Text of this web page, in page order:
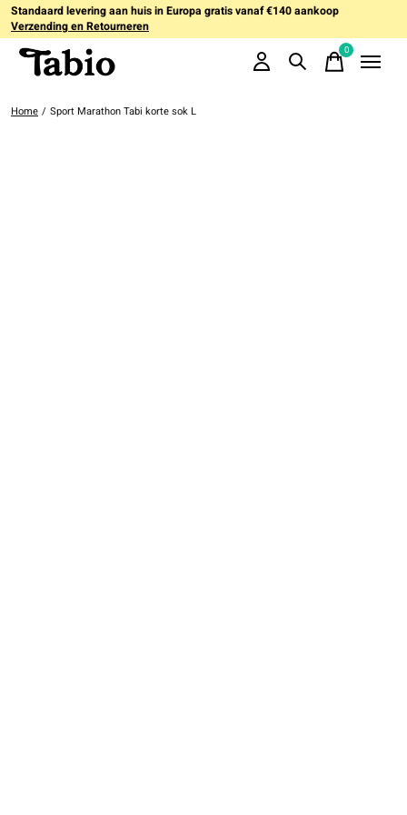
Standaard levering aan huis in Europa gratis vanaf €140 aankoop
Verzending en Retourneren
0items
Home / Sport Marathon Tabi korte sok L